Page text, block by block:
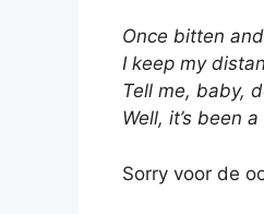
Once bitten
I keep my
Tell me, baby,
Well, it’s been
Sorry voor de